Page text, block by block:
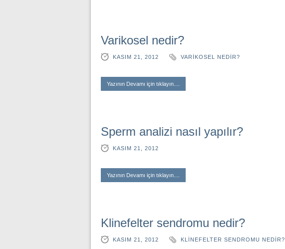
Varikosel nedir?
KASIM 21, 2012 VARIKOSEL NEDIR?
Yazının Devamı için tıklayın....
Sperm analizi nasıl yapılır?
KASIM 21, 2012
Yazının Devamı için tıklayın....
Klinefelter sendromu nedir?
KASIM 21, 2012 KLINEFELTER SENDROMU NEDIR?